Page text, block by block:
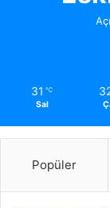
31 ℃
Sal
Popüler